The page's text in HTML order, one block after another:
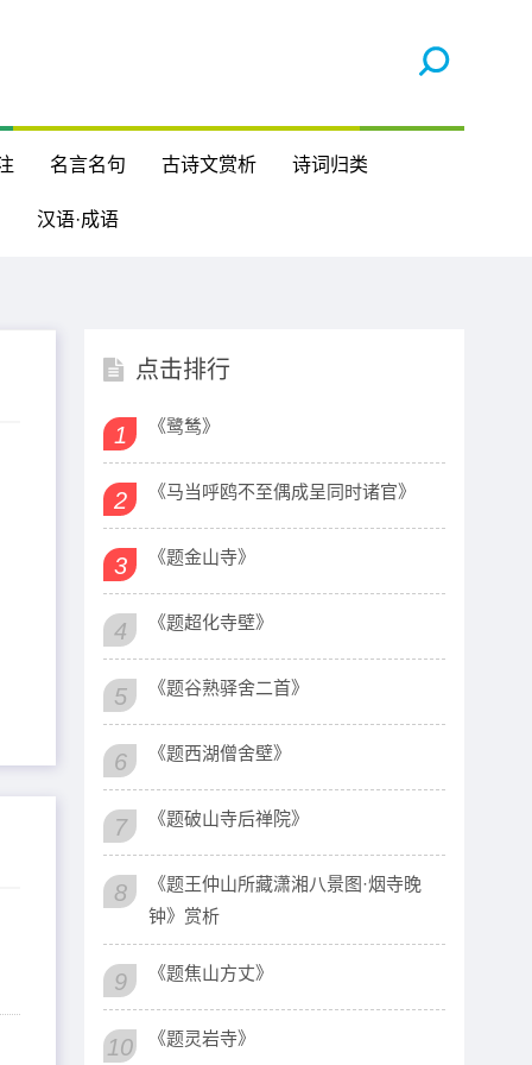
名言名句 古诗文赏析 诗词归类
汉语·成语
点击排行
1 《鹭鸶》
2 《马当呼鸥不至偶成呈同时诸官》
3 《题金山寺》
4 《题超化寺壁》
5 《题谷熟驿舍二首》
6 《题西湖僧舍壁》
7 《题破山寺后禅院》
8
《题王仲山所藏潇湘八景图·烟寺晚
钟》赏析
9 《题焦山方丈》
10 《题灵岩寺》